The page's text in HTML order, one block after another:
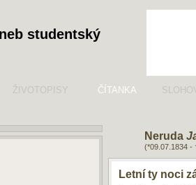
studentský
ŽIVOTOPISY ČÍTANKA
Neruda
(*09.07.1834 -
Letní ty noci